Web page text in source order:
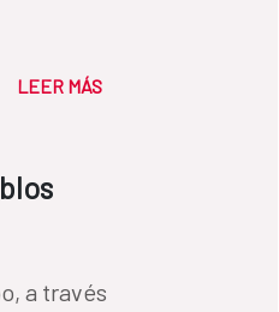
LEER MÁS
a través